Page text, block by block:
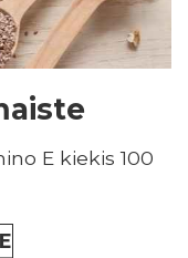
E kiekis 100